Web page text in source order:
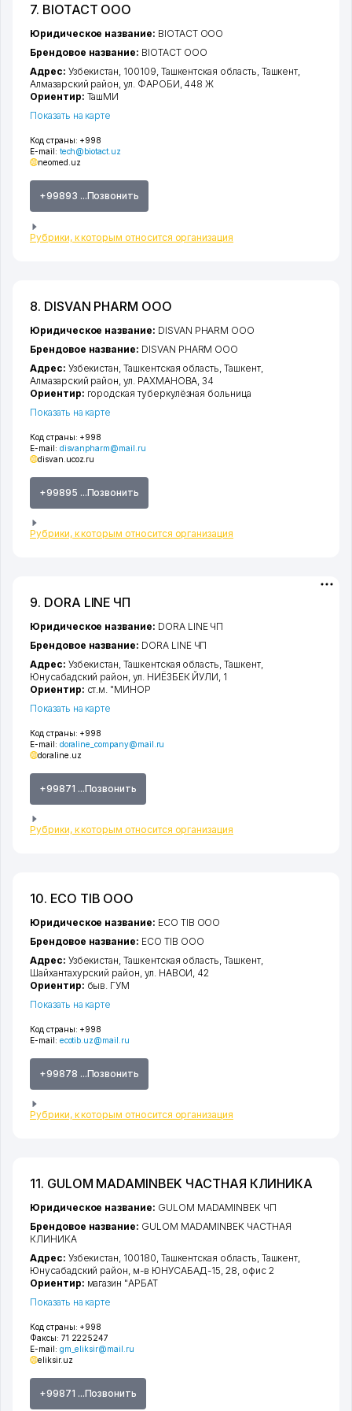
7. BIOTACT ООО
Код страны: +998
E-mail: tech@biotact.uz
neomed.uz
+99893 ...Позвонить
Рубрики, к которым относится организация
Юридическое название: BIOTACT ООО
Брендовое название: BIOTACT ООО
Адрес: Узбекистан, 100109, Ташкентская область, Ташкент,
Алмазарский район,ул. ФАРОБИ, 448 Ж
Ориентир: ТашМИ
Показать на карте
8. DISVAN PHARM ООО
Код страны: +998
E-mail: disvanpharm@mail.ru
disvan.ucoz.ru
+99895 ...Позвонить
Рубрики, к которым относится организация
Юридическое название: DISVAN PHARM ООО
Брендовое название: DISVAN PHARM ООО
Адрес: Узбекистан,Ташкентская область ,Ташкент,
Алмазарский район ,ул. РАХМАНОВА , 34
Ориентир: городская туберкулёзная больница
Показать на карте
9. DORA LINE ЧП
Код страны: +998
E-mail: doraline_company@mail.ru
doraline.uz
+99871 ...Позвонить
Рубрики, к которым относится организация
Юридическое название: DORA LINE ЧП
Брендовое название: DORA LINE ЧП
Адрес: Узбекистан,Ташкентская область ,Ташкент,
Юнусабадский район ,ул. НИЁЗБЕК ЙУЛИ , 1
Ориентир: ст.м. "МИНОР
Показать на карте
10. ECO TIB ООО
Код страны: +998
E-mail: ecotib.uz@mail.ru
+99878 ...Позвонить
Рубрики, к которым относится организация
Юридическое название: ECO TIB ООО
Брендовое название: ECO TIB ООО
Адрес: Узбекистан,Ташкентская область ,Ташкент,
Шайхантахурский район ул. НАВОИ , 42
Ориентир: быв. ГУМ
Показать на карте
11. GULOM MADAMINBEK ЧАСТНАЯ КЛИНИКА
Код страны: +998
Факсы: 71 2225247
E-mail: gm_eliksir@mail.ru
eliksir.uz
+99871 ...Позвонить
Юридическое название: GULOM MADAMINBEK ЧП
Брендовое название: GULOM MADAMINBEK ЧАСТНАЯ
КЛИНИКА
Адрес: Узбекистан, 100180, Ташкентская область, Ташкент,
Юнусабадский район, м-в ЮНУСАБАД-15, 28, офис 2
Ориентир: магазин "АРБАТ
Показать на карте